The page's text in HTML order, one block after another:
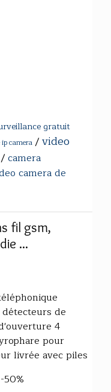
gratuit
camera /video
/camera
camera de
fil gsm,
...
de
4
pour
livrée avec piles